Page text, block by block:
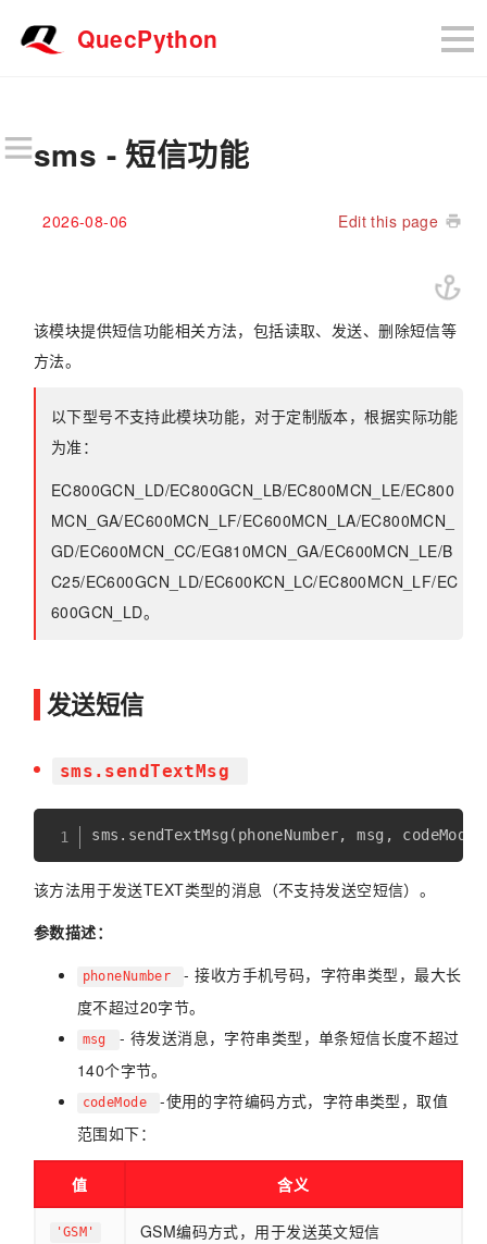
QuecPython
sms - 短信功能
2026-08-06 Edit this page
该模块提供短信功能相关方法，包括读取、发送、删除短信等
方法。
以下型号不支持此模块功能，对于定制版本，根据实际功能
为准：
EC800GCN_LD/EC800GCN_LB/EC800MCN_LE/EC800
MCN_GA/EC600MCN_LF/EC600MCN_LA/EC800MCN_
GD/EC600MCN_CC/EG810MCN_GA/EC600MCN_LE/B
C25/EC600GCN_LD/EC600KCN_LC/EC800MCN_LF/EC
600GCN_LD。
发送短信
sms.sendTextMsg
该方法用于发送TEXT类型的消息（不支持发送空短信）。
参数描述：
phoneNumber
- 接收方手机号码，字符串类型，最大长
度不超过20字节。
msg
- 待发送消息，字符串类型，单条短信长度不超过
140个字节。
codeMode
-使用的字符编码方式，字符串类型，取值
范围如下：
值 含义
'GSM' GSM编码方式，用于发送英文短信